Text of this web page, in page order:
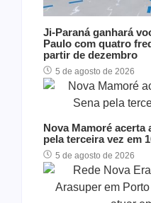
Ji-Paraná ganhará
Paulo com quatro
partir de dezembro
5 de agosto de 2026
Nova Mamoré acerta
pela terceira vez em
5 de agosto de 2026